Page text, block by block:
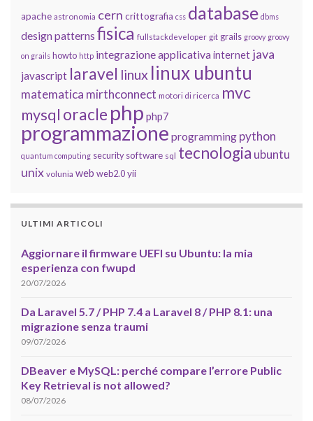
apache astronomia cern crittografia css database dbms
design patterns fisica fullstackdeveloper git grails groovy groovy
on grails howto http integrazione applicativainternet java
javascript laravel linux linux ubuntu
matematica mirthconnect motori di ricerca mvc
mysql oracle php php7
programmazione programming python
quantum computing security software sql tecnologia ubuntu
unix volunia web web2.0 yii
ULTIMI ARTICOLI
Aggiornare il firmware UEFI su Ubuntu: la mia
esperienza con fwupd
20/07/2026
Da Laravel 5.7 / PHP 7.4 a Laravel 8 / PHP 8.1: una
migrazione senza traumi
09/07/2026
DBeaver e MySQL: perché compare l’errore Public
Key Retrieval is not allowed?
08/07/2026